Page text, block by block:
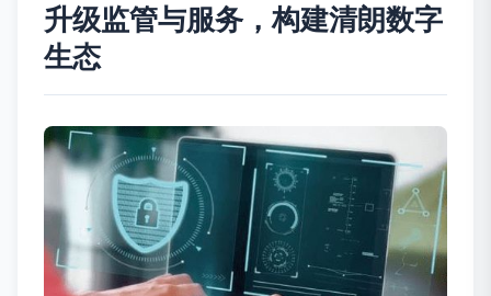
升级监管与服务，构建清朗数字
生态